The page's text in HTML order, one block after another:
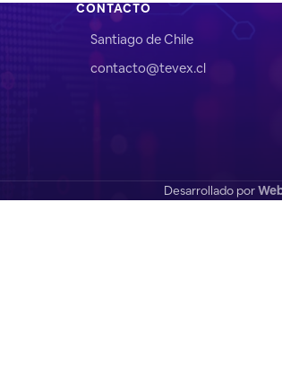
CONTACTO
Santiago de Chile
contacto@tevex.cl
Desarrollado por